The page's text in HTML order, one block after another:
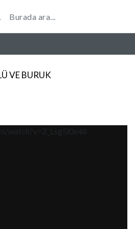
VE BURUK
watch?v=Z_Lsg5l0e48